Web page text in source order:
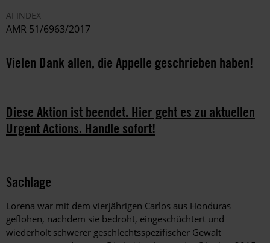
AI INDEX
AMR 51/6963/2017
Vielen Dank allen, die Appelle geschrieben haben!
Diese Aktion ist beendet. Hier geht es zu aktuellen
Urgent Actions. Handle sofort!
Sachlage
Lorena war mit dem vierjährigen Carlos aus Honduras
geflohen, nachdem sie bedroht, eingeschüchtert und
wiederholt schwerer geschlechtsspezifischer Gewalt